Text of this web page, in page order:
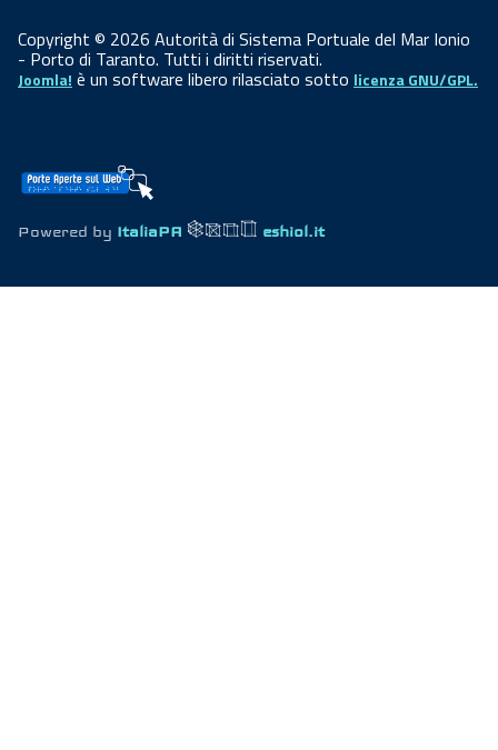
Copyright © 2026 Autorità di Sistema Portuale del Mar Ionio
- Porto di Taranto. Tutti i diritti riservati.
Joomla! è un software libero rilasciato sotto licenza GNU/GPL.
Powered by ItaliaPA eshiol.it